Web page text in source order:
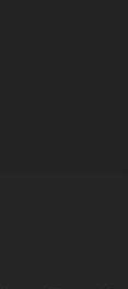
Apple iPhone